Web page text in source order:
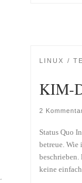
LINUX
KIM-
2
Status Quo
betreue.
keine